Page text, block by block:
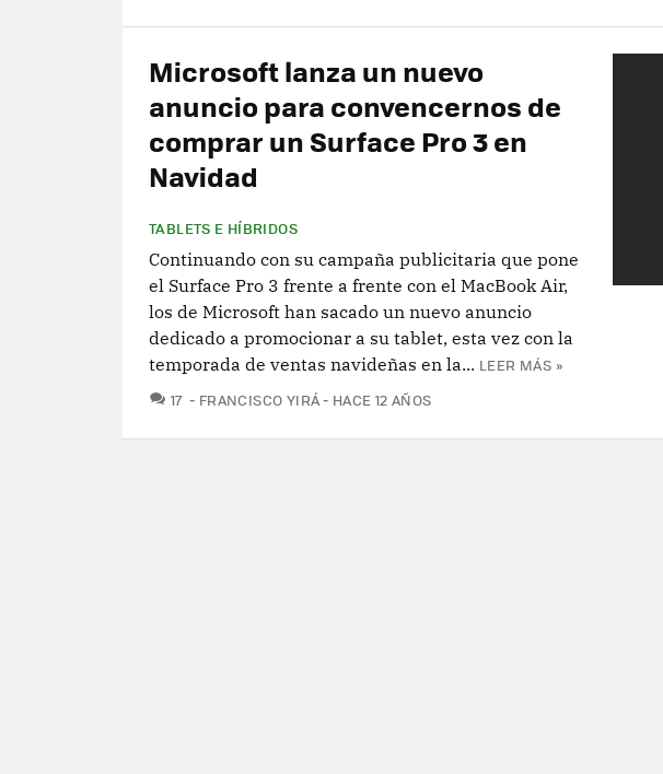
Microsoft lanza un nuevo
anuncio para convencernos de
comprar un Surface Pro 3 en
Navidad
TABLETS E HÍBRIDOS
Continuando con su campaña publicitaria que pone
el Surface Pro 3 frente a frente con el MacBook Air,
los de Microsoft han sacado un nuevo anuncio
dedicado a promocionar a su tablet, esta vez con la
temporada de ventas navideñas en la... LEER MÁS »
17 COMENTARIOS
FRANCISCO YIRÁ HACE 12 AÑOS